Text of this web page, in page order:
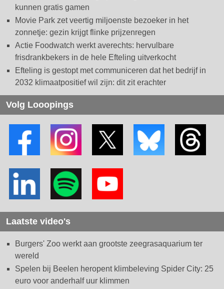
kunnen gratis gamen
Movie Park zet veertig miljoenste bezoeker in het
zonnetje: gezin krijgt flinke prijzenregen
Actie Foodwatch werkt averechts: hervulbare
frisdrankbekers in de hele Efteling uitverkocht
Efteling is gestopt met communiceren dat het bedrijf in
2032 klimaatpositief wil zijn: dit zit erachter
Volg Looopings
Laatste video's
Burgers' Zoo werkt aan grootste zeegrasaquarium ter
wereld
Spelen bij Beelen heropent klimbeleving Spider City: 25
euro voor anderhalf uur klimmen